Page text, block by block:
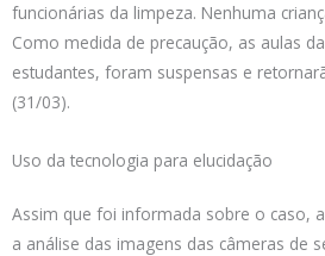
funcionárias da limpeza. Nenhuma
Como medida de precaução, as aulas
estudantes, foram suspensas e
(31/03).
Uso da tecnologia para elucidação
Assim que foi informada sobre o caso,
a análise das imagens das câmeras de